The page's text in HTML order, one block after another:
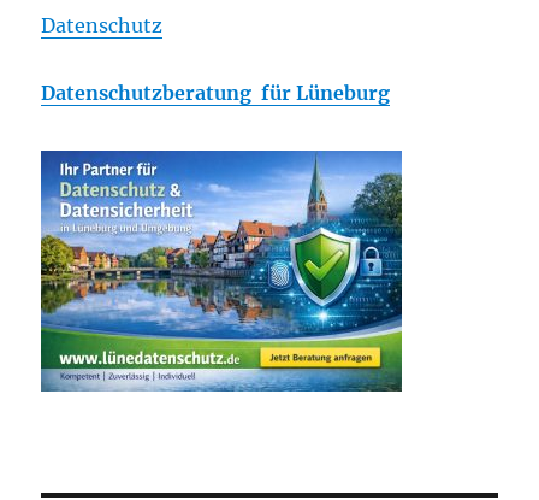
Datenschutz
Datenschutzberatung für Lüneburg